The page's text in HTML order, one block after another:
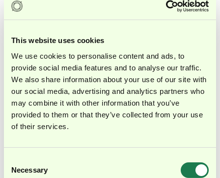
This website uses cookies
We use cookies to personalise content and ads, to
provide social media features and to analyse our traffic.
We also share information about your use of our site with
our social media, advertising and analytics partners who
may combine it with other information that you’ve
provided to them or that they’ve collected from your use
of their services.
Selection
Necessary
Unsere Services: One Pager
Herunterladen ↓